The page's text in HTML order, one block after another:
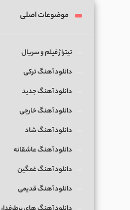
موضوعات اصلی
تیتراژ فیلم و سریال
دانلود آهنگ ترکی
دانلود آهنگ جدید
دانلود آهنگ خارجی
دانلود آهنگ شاد
دانلود آهنگ عاشقانه
دانلود آهنگ غمگین
دانلود آهنگ قدیمی